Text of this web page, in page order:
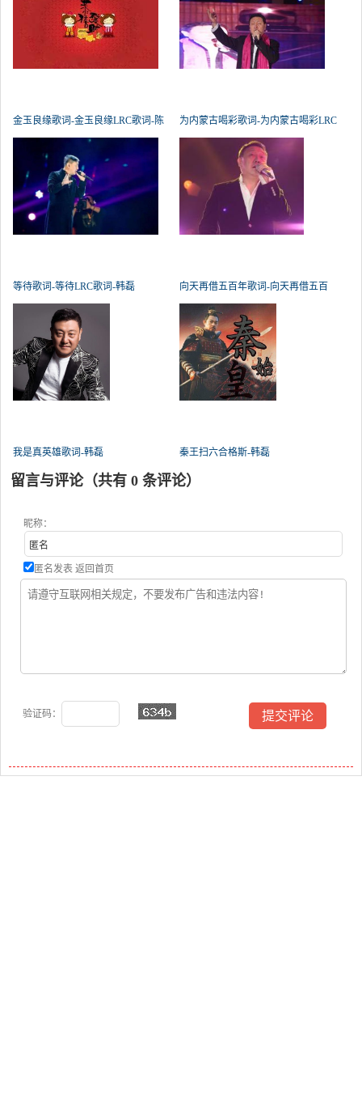
金玉良缘歌词-金玉良缘LRC歌词-陈 为内蒙古喝彩歌词-为内蒙古喝彩LRC
等待歌词-等待LRC歌词-韩磊 向天再借五百年歌词-向天再借五百
我是真英雄歌词-韩磊 秦王扫六合格斯-韩磊
留言与评论（共有 0 条评论）
昵称：
匿名发表 返回首页
验证码：